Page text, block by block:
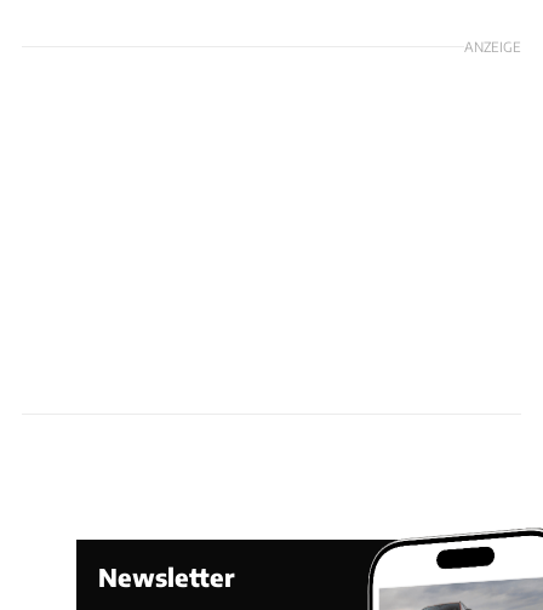
ANZEIGE
Newsletter